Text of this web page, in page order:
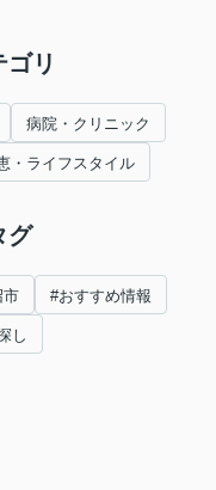
リ
病院・クリニック
・ライフスタイル
グ
市 #おすすめ情報
し